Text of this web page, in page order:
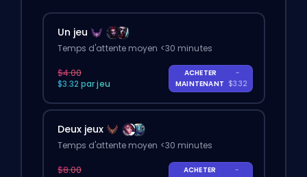
Un jeu
Temps d'attente moyen <30 minutes
$4.00
$3.32 par jeu
ACHETER
MAINTENANT
-
$3.32
Deux jeux
Temps d'attente moyen <30 minutes
$8.00
ACHETER
-